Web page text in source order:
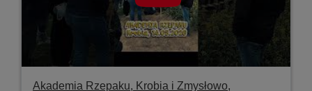
Akademia Rzepaku, Krobia i Zmysłowo,